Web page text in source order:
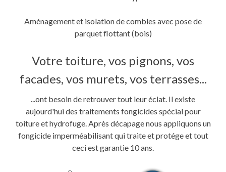
Aménagement et isolation de combles avec pose de
parquet flottant (bois)
Votre toiture, vos pignons, vos
facades, vos murets, vos terrasses...
...ont besoin de retrouver tout leur éclat. Il existe
aujourd'hui des traitements fongicides spécial pour
toiture et hydrofuge. Après décapage nous appliquons un
fongicide imperméabilisant qui traite et protége et tout
ceci est garantie 10 ans.